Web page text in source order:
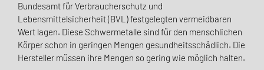
Bundesamt für Verbraucherschutz und
Lebensmittelsicherheit (BVL) festgelegten vermeidbaren
Wert lagen. Diese Schwermetalle sind für den menschlichen
Körper schon in geringen Mengen gesundheitsschädlich. Die
Hersteller müssen ihre Mengen so gering wie möglich halten.